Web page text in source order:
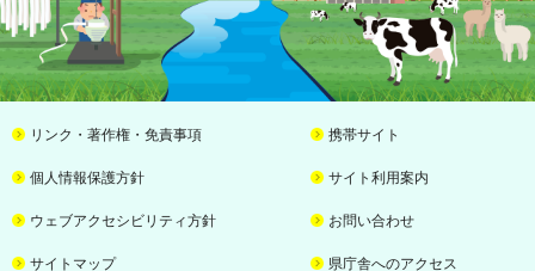
リンク・著作権・免責事項 携帯サイト
個人情報保護方針 サイト利用案内
ウェブアクセシビリティ方針 お問い合わせ
サイトマップ 県庁舎へのアクセス